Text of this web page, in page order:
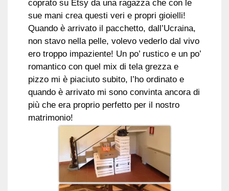
coprato su Etsy da una ragazza che con le
sue mani crea questi veri e propri gioielli!
Quando è arrivato il pacchetto, dall’Ucraina,
non stavo nella pelle, volevo vederlo dal vivo
ero troppo impaziente! Un po’ rustico e un po’
romantico con quel mix di tela grezza e
pizzo mi è piaciuto subito, l’ho ordinato e
quando è arrivato mi sono convinta ancora di
più che era proprio perfetto per il nostro
matrimonio!